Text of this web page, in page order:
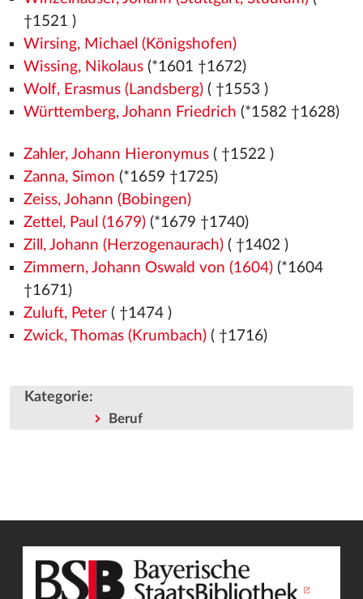
†1521 )
Wirsing, Michael (Königshofen)
Wissing, Nikolaus(*1601 †1672)
Wolf, Erasmus (Landsberg)( †1553 )
Württemberg, Johann Friedrich (*1582 †1628)
Zahler, Johann Hieronymus( †1522 )
Zanna, Simon (*1659 †1725)
Zeiss, Johann (Bobingen)
Zettel, Paul (1679)(*1679 †1740)
Zill, Johann (Herzogenaurach)( †1402 )
Zimmern, Johann Oswald von (1604)(*1604
†1671)
Zuluft, Peter( †1474 )
Zwick, Thomas (Krumbach)( †1716)
Kategorie:
Beruf